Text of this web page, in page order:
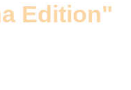
Edition"